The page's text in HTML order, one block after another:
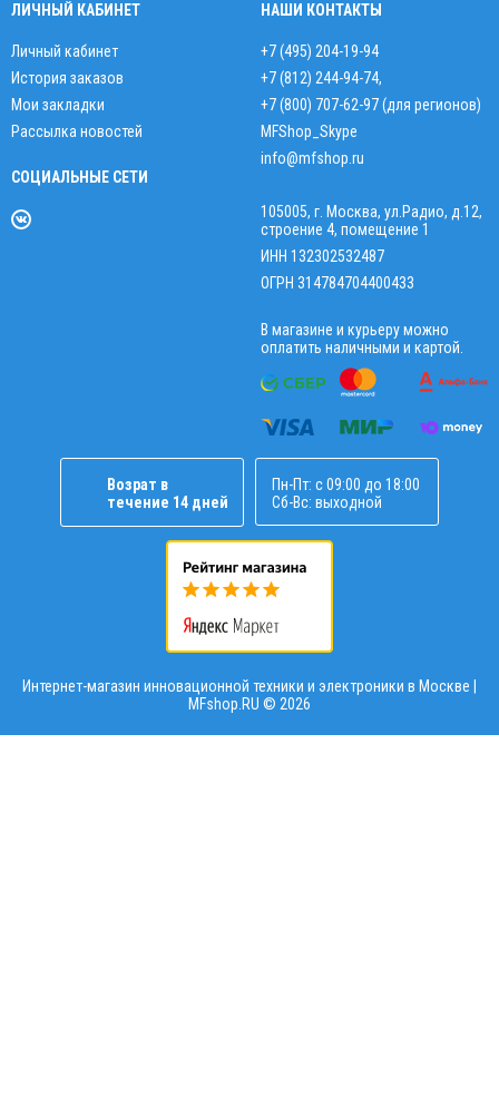
ЛИЧНЫЙ КАБИНЕТ
Личный кабинет
История заказов
Мои закладки
Рассылка новостей
СОЦИАЛЬНЫЕ СЕТИ
НАШИ КОНТАКТЫ
+7 (495) 204-19-94
+7 (812) 244-94-74,
+7 (800) 707-62-97 (для регионов)
MFShop_Skype
info@mfshop.ru
105005, г. Москва, ул.Радио, д.12,
строение 4, помещение 1
ИНН 132302532487
ОГРН 314784704400433
В магазине и курьеру можно
оплатить наличными и картой.
Возрат в
течение 14 дней
Пн-Пт: с 09:00 до 18:00
Сб-Вс: выходной
Интернет-магазин инновационной техники и электроники в Москве |
MFshop.RU © 2026